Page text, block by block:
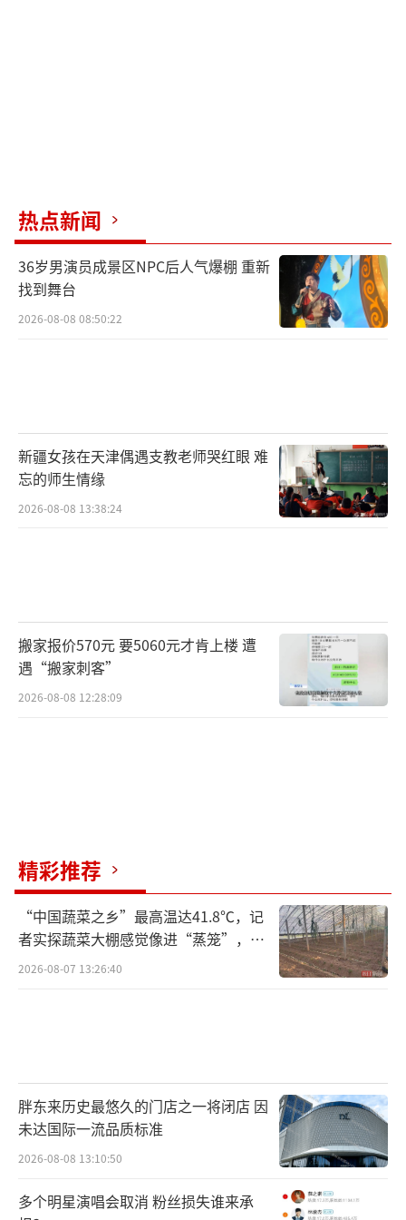
热点新闻
36岁男演员成景区NPC后人气爆棚 重新
找到舞台
2026-08-08 08:50:22
新疆女孩在天津偶遇支教老师哭红眼 难
忘的师生情缘
2026-08-08 13:38:24
搬家报价570元 要5060元才肯上楼 遭
遇“搬家刺客”
2026-08-08 12:28:09
精彩推荐
“中国蔬菜之乡”最高温达41.8℃，记
者实探蔬菜大棚感觉像进“蒸笼”，有
村民称只能凌晨两点起来干活
2026-08-07 13:26:40
胖东来历史最悠久的门店之一将闭店 因
未达国际一流品质标准
2026-08-08 13:10:50
多个明星演唱会取消 粉丝损失谁来承